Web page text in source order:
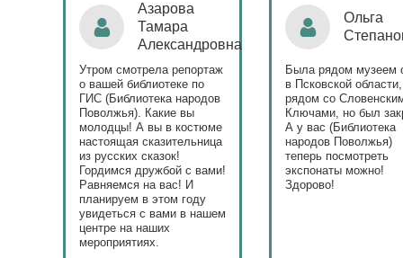
Ольга
Степанова
Была рядом музеем сето
в Псковской области,
рядом со Словенскими
Ключами, но был закрыт.
А у вас (Библиотека
народов Поволжья)
теперь посмотреть
экспонаты можно!
Здорово!
Наталья
Поздравляю
народов Поволжья с
уникальным стартом
тематического года!
и остальные
приносят людям